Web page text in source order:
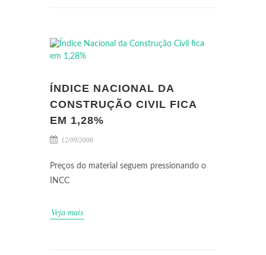
ÍNDICE NACIONAL DA
CONSTRUÇÃO CIVIL FICA
EM 1,28%
12/09/2008
Preços do material seguem pressionando o
INCC
Veja mais